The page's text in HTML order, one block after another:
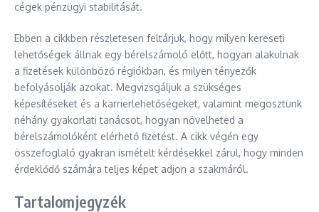
cégek pénzügyi stabilitását.
Ebben a cikkben részletesen feltárjuk, hogy milyen kereseti
lehetőségek állnak egy bérelszámoló előtt, hogyan alakulnak
a fizetések különböző régiókban, és milyen tényezők
befolyásolják azokat. Megvizsgáljuk a szükséges
képesítéseket és a karrierlehetőségeket, valamint megosztunk
néhány gyakorlati tanácsot, hogyan növelheted a
bérelszámolóként elérhető fizetést. A cikk végén egy
összefoglaló gyakran ismételt kérdésekkel zárul, hogy minden
érdeklődő számára teljes képet adjon a szakmáról.
Tartalomjegyzék